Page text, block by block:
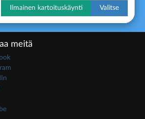
Ilmainen kartoituskäynti Valitse
meitä